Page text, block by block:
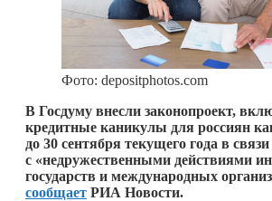
Фото: depositphotos.com
В Госдуму внесли законопроект,
кредитные каникулы для россиян
до 30 сентября текущего года в связи
с «недружественными действиями
государств и международных
сообщает РИА Новости.